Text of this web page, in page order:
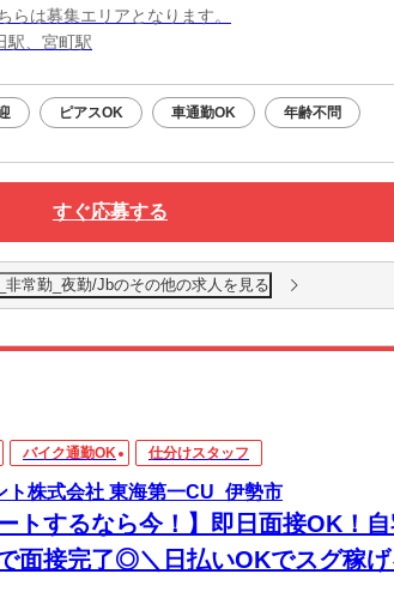
は募集エリアとなります。
駅、宮町駅
ピアスOK 車通勤OK 年齢不問
すぐ応募する
常勤_夜勤/Jbのその他の求人を見る
バイク通勤OK 仕分けスタッフ
ト株式会社 東海第一CU_伊勢市
トするなら今！】即日面接OK！
面接完了◎＼日払いOKでスグ稼げ